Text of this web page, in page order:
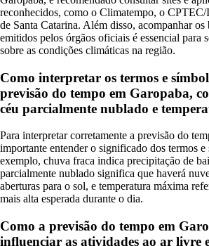
reconhecidos, como o Climatempo, o
de Santa Catarina. Além disso, acompanhar
emitidos pelos órgãos oficiais é essencial para
sobre as condições climáticas na região.
Como interpretar os termos e
previsão do tempo em Garopaba,
céu parcialmente nublado e
Para interpretar corretamente a previsão do
importante entender o significado dos termos
exemplo, chuva fraca indica precipitação de
parcialmente nublado significa que haverá
aberturas para o sol, e temperatura máxima
mais alta esperada durante o dia.
Como a previsão do tempo em
influenciar as atividades ao ar livre